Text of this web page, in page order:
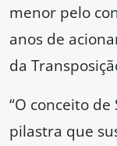
menor pelo
anos de
da
“O conceito
pilastra que